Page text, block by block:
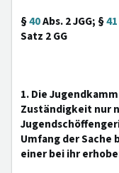
§40Abs. 2 JGG; §41
Satz 2 GG
1. Die
Zuständigkeit nur
Umfang der Sache
einer bei ihr